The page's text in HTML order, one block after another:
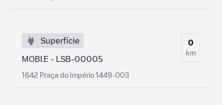
Superfície
MOBI.E - LSB-00005
1642 Praça do Império 1449-003
0
km